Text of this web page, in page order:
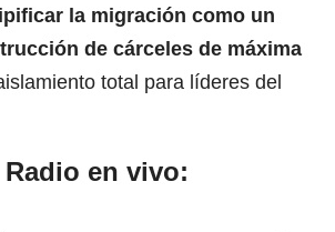
la migración como un
de cárceles de máxima
total para líderes del
en vivo: